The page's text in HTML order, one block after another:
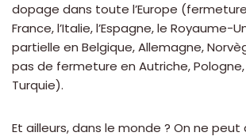
dopage dans toute l’Europe
France, l’Italie, l’Espagne, le Royaume-
partielle en Belgique, Allemagne,
pas de fermeture en Autriche, Pologne,
Turquie).
Et ailleurs, dans le monde ? On ne